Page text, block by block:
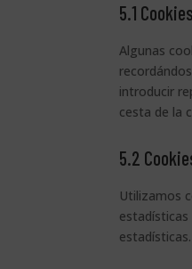
5.1
Algunas
introducir
cesta de la
5.2
Utilizamos
estadísticas.